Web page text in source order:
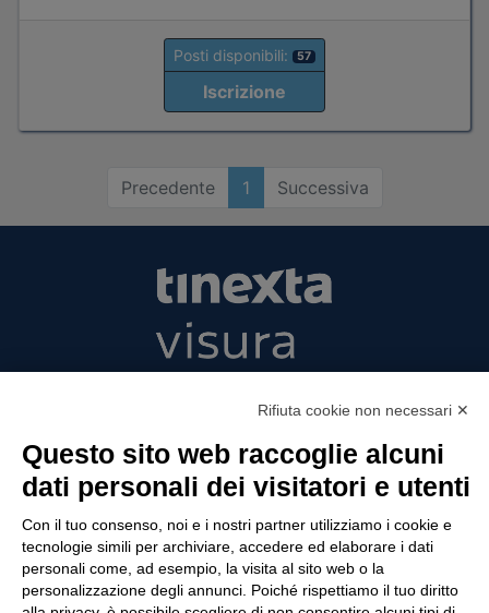
Posti disponibili: 57
Iscrizione
Precedente 1 Successiva
Piazzale Flaminio 1/b, 00196 Roma, Italia
Società con Socio Unico
Società soggetta alla direzione e coordinamento
di Tinexta SpA
P.IVA 05338771008 REA n. 877679
UTILITÀ
Rifiuta cookie non necessari ✕
Questo sito web raccoglie alcuni
dati personali dei visitatori e utenti
Con il tuo consenso, noi e i nostri partner utilizziamo i cookie e
tecnologie simili per archiviare, accedere ed elaborare i dati
personali come, ad esempio, la visita al sito web o la
personalizzazione degli annunci. Poiché rispettiamo il tuo diritto